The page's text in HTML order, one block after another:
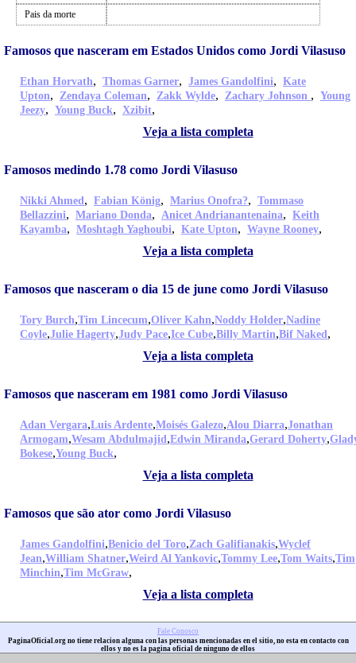
Pais da morte
Famosos que nasceram em Estados Unidos como Jordi Vilasuso
Ethan Horvath, Thomas Garner, James Gandolfini, Kate
Upton, Zendaya Coleman, Zakk Wylde, Zachary Johnson , Young
Jeezy, Young Buck, Xzibit,
Veja a lista completa
Famosos medindo 1.78 como Jordi Vilasuso
Nikki Ahmed, Fabian König, Marius Onofra?, Tommaso
Bellazzini, Mariano Donda, Anicet Andrianantenaina, Keith
Kayamba, Moshtagh Yaghoubi, Kate Upton, Wayne Rooney,
Veja a lista completa
Famosos que nasceram o dia 15 de june como Jordi Vilasuso
Tory Burch,Tim Lincecum,Oliver Kahn,Noddy Holder,Nadine
Coyle,Julie Hagerty,Judy Pace,Ice Cube,Billy Martin,Bif Naked,
Veja a lista completa
Famosos que nasceram em 1981 como Jordi Vilasuso
Adan Vergara,Luis Ardente,Moisés Galezo,Alou Diarra,Jonathan
Armogam,Wesam Abdulmajid,Edwin Miranda,Gerard Doherty,
Bokese,Young Buck,
Veja a lista completa
Famosos que são ator como Jordi Vilasuso
James Gandolfini,Benicio del Toro,Zach Galifianakis,Wyclef
Jean,William Shatner,Weird Al Yankovic,Tommy Lee,Tom Waits,Tim
Minchin,Tim McGraw,
Veja a lista completa
Fale Conosco
PaginaOficial.org no tiene relacion alguna con las personas mencionadas en el sitio, no esta en contacto con
ellos y no es la pagina oficial de ninguno de ellos